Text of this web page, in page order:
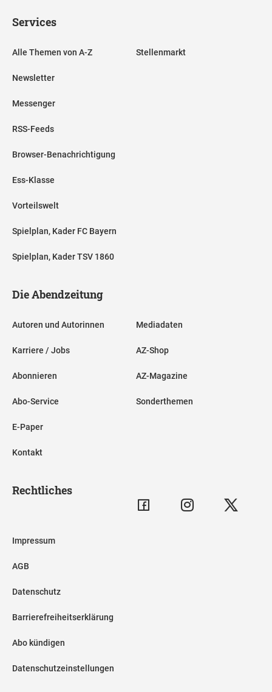
Services
Alle Themen von A-Z
Newsletter
Messenger
RSS-Feeds
Browser-Benachrichtigung
Ess-Klasse
Vorteilswelt
Spielplan, Kader FC Bayern
Spielplan, Kader TSV 1860
Stellenmarkt
Die Abendzeitung
Autoren und Autorinnen
Karriere / Jobs
Abonnieren
Abo-Service
E-Paper
Kontakt
Mediadaten
AZ-Shop
AZ-Magazine
Sonderthemen
Rechtliches
Impressum
AGB
Datenschutz
Barrierefreiheitserklärung
Abo kündigen
Datenschutzeinstellungen